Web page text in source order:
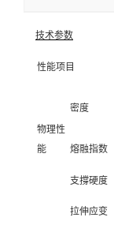
技术参数
性能项目
物理性
能
密度
熔融指数
支撐硬度
拉伸应变